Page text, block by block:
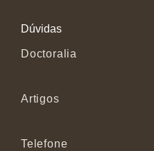
Dúvidas
Doctoralia
Artigos
Telefone